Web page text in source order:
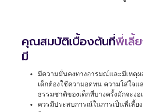
คุณสมบัติเบื้องต้นที่พี่เลี้
มี
มีความมั่นคงทางอารมณ์และมีเหตุผ
เด็กต้องใช้ความอดทน ความใส่ใจแ
ธรรมชาติของเด็กที่บางครั้งมักจะง
ควรมีประสบการณ์ในการเป็นพี่เลี้ยง